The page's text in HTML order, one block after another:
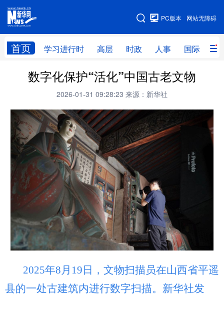
网站无障碍
PC版本
首页 学习进行时 高层 时政 人事 国际 财
网站地图
学习进行时 高层 时政 人事
财经 网评
台湾 思客智库 全球连线
科技 科创 量子
文化 书画 健康 军事
访谈 视频 图片
法律 中央文件 金融
食品 人居 信息化
学术中国 乡村振兴 银龄 溯源中国
城市 旅游 能源 会展
彩票 娱乐 时尚 悦读
数字化保护“活化”中国古老文物
2026-01-31 09:28:23 来源：新华社
2025年8月19日，文物扫描员在山西省平遥
县的一处古建筑内进行数字扫描。新华社发